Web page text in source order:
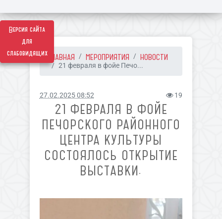
Версия сайта
для
слабовидящихГЛАВНАЯ МЕРОПРИЯТИЯ НОВОСТИ
21 февраля в фойе Печо...
27.02.2025 08:52 19
21 ФЕВРАЛЯ В ФОЙЕ
ПЕЧОРСКОГО РАЙОННОГО
ЦЕНТРА КУЛЬТУРЫ
СОСТОЯЛОСЬ ОТКРЫТИЕ
ВЫСТАВКИ.